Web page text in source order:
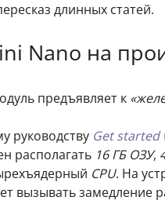
длинных статей.
Nano на
предъявляет к
руководству Get started
располагать 16 ГБ ОЗУ,
CPU. На
вызывать замедление